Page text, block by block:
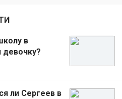
в
девочку?
ли Сергеев в